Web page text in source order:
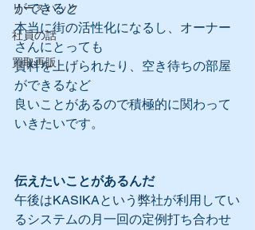
リースバック
社員の話
買取再販
ができると
本当に街の活性化になるし、オーナー
さんにとっても
賃料を上げられたり、空き待ちの部屋
ができるなど
良いことがあるので積極的に関わって
いきたいです。
伝えたいことがあるんだ
午後はKASIKAという弊社が利用してい
るシステムの月一回の定例打ち合わせ